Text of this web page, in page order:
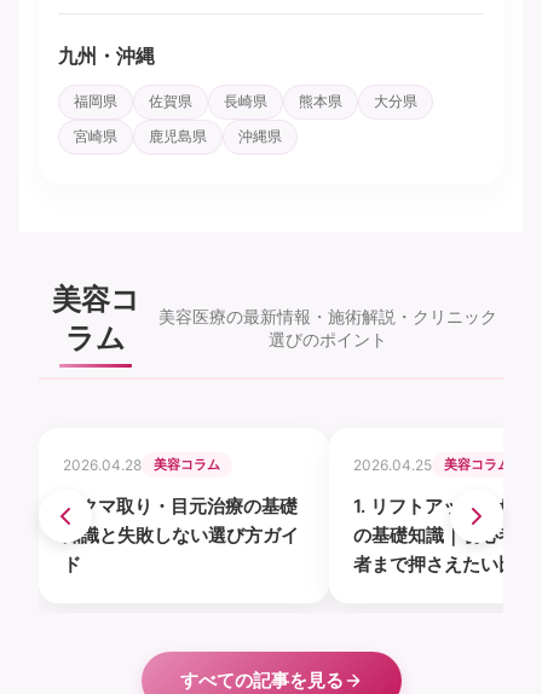
九州・沖縄
福岡県 佐賀県 長崎県 熊本県
大分県
宮崎県
鹿児島県 沖縄県
美容コ
ラム
美容医療の最新情報・施術解説・クリニック
選びのポイント
2026.04.28 美容コラム
1. クマ取り・目元治療の基礎
知識と失敗しない選び方ガイ
ド
2026.04.25 美容コラム
1. リフトアップ・たる
の基礎知識｜初心者か
者まで押さえたい比較
すべての記事を見る